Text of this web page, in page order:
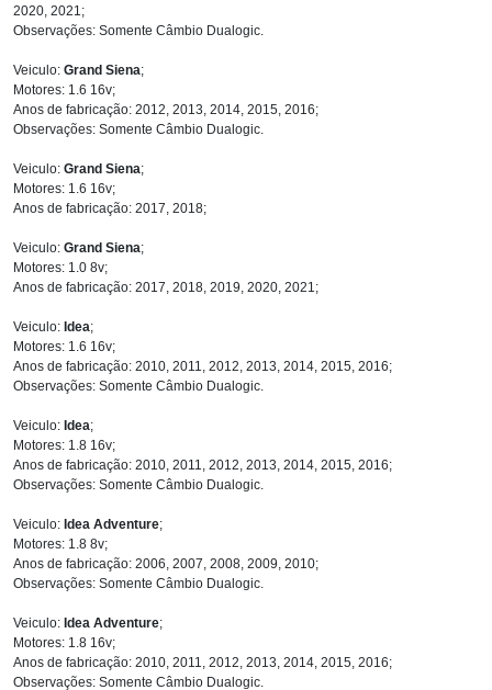
2020, 2021;
Observações: Somente Câmbio Dualogic.
Veiculo: Grand Siena;
Motores: 1.6 16v;
Anos de fabricação: 2012, 2013, 2014, 2015, 2016;
Observações: Somente Câmbio Dualogic.
Veiculo: Grand Siena;
Motores: 1.6 16v;
Anos de fabricação: 2017, 2018;
Veiculo: Grand Siena;
Motores: 1.0 8v;
Anos de fabricação: 2017, 2018, 2019, 2020, 2021;
Veiculo: Idea;
Motores: 1.6 16v;
Anos de fabricação: 2010, 2011, 2012, 2013, 2014, 2015, 2016;
Observações: Somente Câmbio Dualogic.
Veiculo: Idea;
Motores: 1.8 16v;
Anos de fabricação: 2010, 2011, 2012, 2013, 2014, 2015, 2016;
Observações: Somente Câmbio Dualogic.
Veiculo: Idea Adventure;
Motores: 1.8 8v;
Anos de fabricação: 2006, 2007, 2008, 2009, 2010;
Observações: Somente Câmbio Dualogic.
Veiculo: Idea Adventure;
Motores: 1.8 16v;
Anos de fabricação: 2010, 2011, 2012, 2013, 2014, 2015, 2016;
Observações: Somente Câmbio Dualogic.